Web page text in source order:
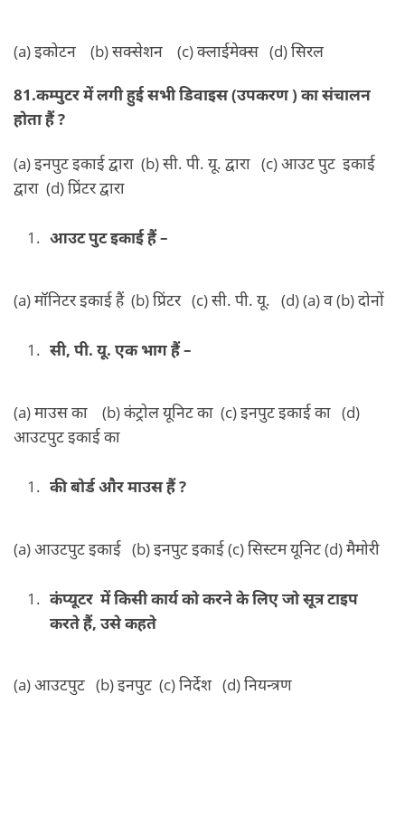
(a) इकोटन (b) सक्सेशन (c) क्लाईमेक्स (d) सिरल
81.कम्पुटर में लगी हुई सभी डिवाइस (उपकरण ) का संचालन
होता हैं ?
(a) इनपुट इकाई द्वारा (b) सी. पी. यू. द्वारा (c) आउट पुट इकाई
द्वारा (d) प्रिंटर द्वारा
आउट पुट इकाई हैं –
(a) मॉनिटर इकाई हैं (b) प्रिंटर (c) सी. पी. यू. (d) (a) व (b) दोनों
सी, पी. यू. एक भाग हैं –
(a) माउस का (b) कंट्रोल यूनिट का (c) इनपुट इकाई का (d)
आउटपुट इकाई का
की बोर्ड और माउस हैं ?
(a) आउटपुट इकाई (b) इनपुट इकाई (c) सिस्टम यूनिट (d) मैमोरी
कंप्यूटर में किसी कार्य को करने के लिए जो सूत्र टाइप
करते हैं, उसे कहते
(a) आउटपुट (b) इनपुट (c) निर्देश (d) नियन्त्रण